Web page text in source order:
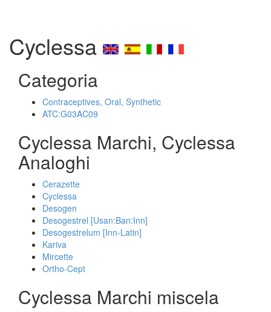
Cyclessa
Categoria
Contraceptives, Oral, Synthetic
ATC:G03AC09
Cyclessa Marchi, Cyclessa
Analoghi
Cerazette
Cyclessa
Desogen
Desogestrel [Usan:Ban:Inn]
Desogestrelum [Inn-Latin]
Kariva
Mircette
Ortho-Cept
Cyclessa Marchi miscela